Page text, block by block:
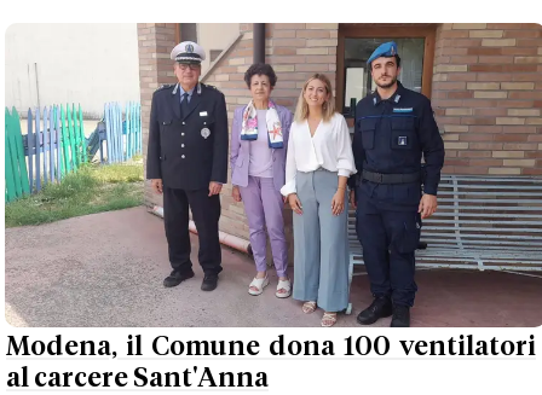
Modena, il Comune dona 100 ventilatori
al carcere Sant'Anna